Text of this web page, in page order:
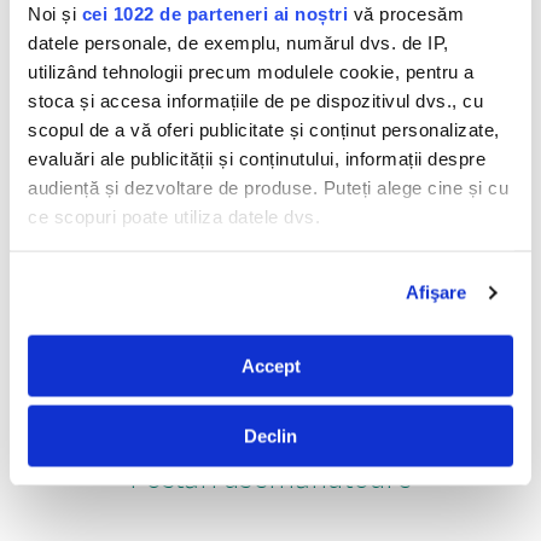
Noi și cei 1022 de parteneri ai noștri vă procesăm
datele personale, de exemplu, numărul dvs. de IP,
utilizând tehnologii precum modulele cookie, pentru a
stoca și accesa informațiile de pe dispozitivul dvs., cu
scopul de a vă oferi publicitate și conținut personalizate,
evaluări ale publicității și conținutului, informații despre
audiență și dezvoltare de produse. Puteți alege cine și cu
ce scopuri poate utiliza datele dvs.
Să colectăm informațiile cu privire la locația dvs.
geografică cu o exactitate de până la câțiva metri
Să vă identificăm dispozitivul scanândul-l în mod
activ după caracteristici specifice (amprentare)
Găsiți mai multe informații despre procesarea datelor
cu detalii. Vă puteți modifica sau retrage oricând acordul
Afişare
Accept
Declin
Soluție De Curățat
Dezinfectant
Postări asemănatoare